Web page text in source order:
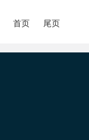
首页 尾页